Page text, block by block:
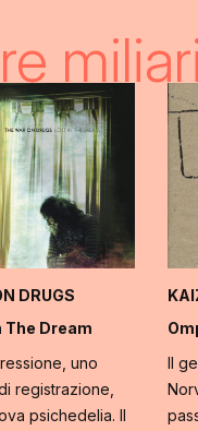
DRUGS
The Dream
uno
registrazione,
psichedelia. Il
Il